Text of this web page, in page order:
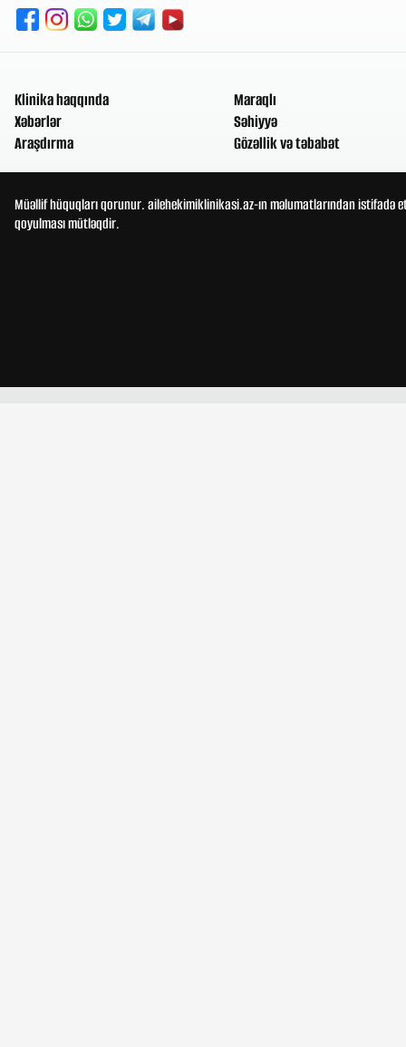
Klinika haqqında
Xəbərlər
Araşdırma
Maraqlı
Səhiyyə
Gözəllik və təbabət
Müəllif hüquqları qorunur. ailehekimiklinikasi.az-ın məlumatlarından
qoyulması mütləqdir.